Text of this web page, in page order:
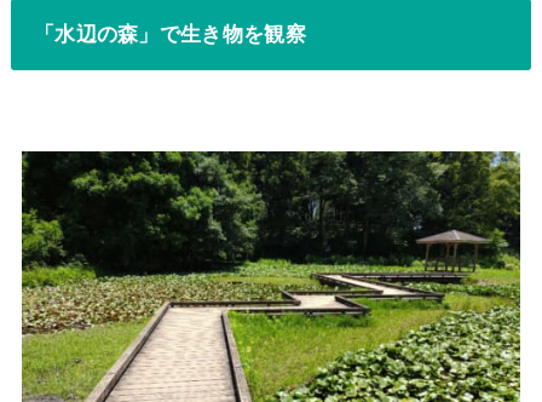
「水辺の森」で生き物を観察